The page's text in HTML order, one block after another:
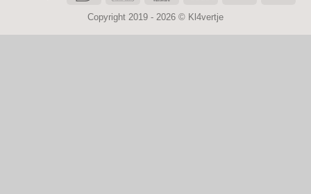
Copyright 2019 - 2026 © Kl4vertje